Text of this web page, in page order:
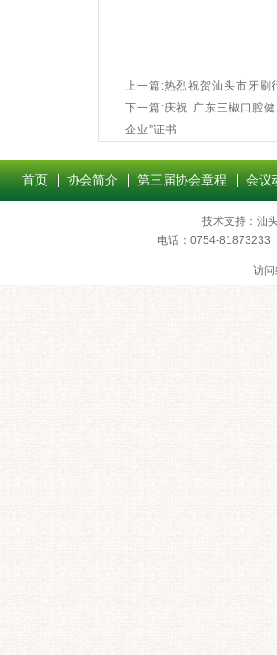
上一篇:热烈祝贺汕头市牙刷
下一篇:庆祝 广东三椒口腔
企业”证书
首页 协会简介 第三届协会章程 会议
技术支持： 汕
电话：0754-81873233
访